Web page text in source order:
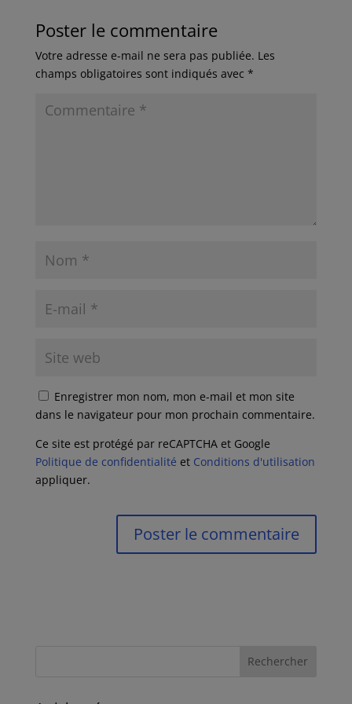
Poster le commentaire
Votre adresse e-mail ne sera pas publiée. Les
champs obligatoires sont indiqués avec *
Enregistrer mon nom, mon e-mail et mon site
dans le navigateur pour mon prochain commentaire.
Ce site est protégé par reCAPTCHA et Google
Politique de confidentialité et Conditions d'utilisation
appliquer.